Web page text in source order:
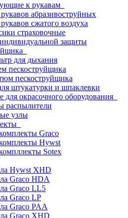
к рукавам
абразивоструйных
сжатого воздуха
страховочные
защиты
для дыхания
пескоструйщика
пескоструйщика
штукатурки и шпаклевки
окрасочного оборудования
распылители
узлы
Graco
Hywst
Sotex
Hywst XHD
Graco HDA
Graco LL5
Graco LP
Graco PAA
Graco XHD